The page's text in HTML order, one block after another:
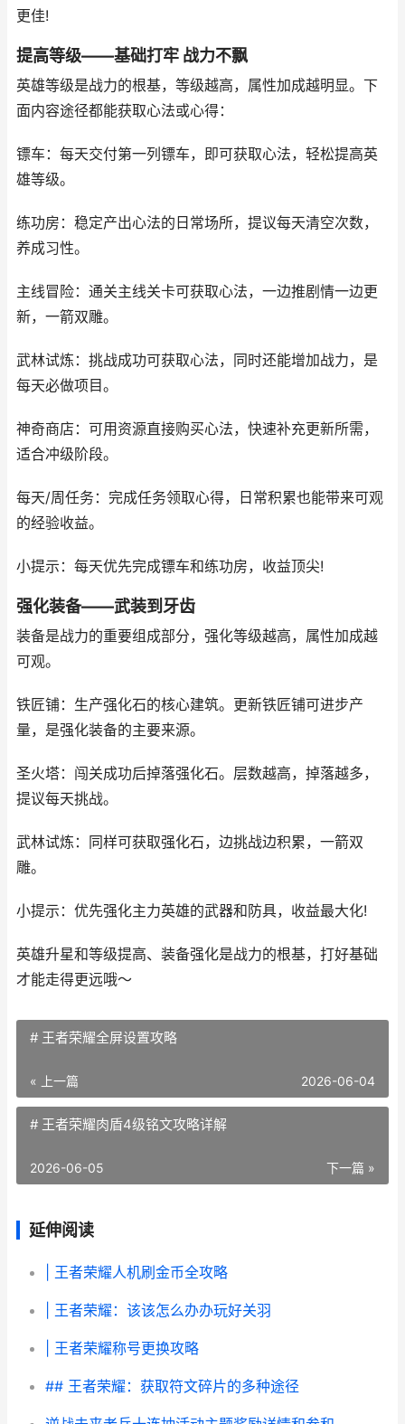
更佳!
提高等级——基础打牢 战力不飘
英雄等级是战力的根基，等级越高，属性加成越明显。下
面内容途径都能获取心法或心得：
镖车：每天交付第一列镖车，即可获取心法，轻松提高英
雄等级。
练功房：稳定产出心法的日常场所，提议每天清空次数，
养成习性。
主线冒险：通关主线关卡可获取心法，一边推剧情一边更
新，一箭双雕。
武林试炼：挑战成功可获取心法，同时还能增加战力，是
每天必做项目。
神奇商店：可用资源直接购买心法，快速补充更新所需，
适合冲级阶段。
每天/周任务：完成任务领取心得，日常积累也能带来可观
的经验收益。
小提示：每天优先完成镖车和练功房，收益顶尖!
强化装备——武装到牙齿
装备是战力的重要组成部分，强化等级越高，属性加成越
可观。
铁匠铺：生产强化石的核心建筑。更新铁匠铺可进步产
量，是强化装备的主要来源。
圣火塔：闯关成功后掉落强化石。层数越高，掉落越多，
提议每天挑战。
武林试炼：同样可获取强化石，边挑战边积累，一箭双
雕。
小提示：优先强化主力英雄的武器和防具，收益最大化!
英雄升星和等级提高、装备强化是战力的根基，打好基础
才能走得更远哦～
# 王者荣耀全屏设置攻略
« 上一篇 2026-06-04
# 王者荣耀肉盾4级铭文攻略详解
下一篇 »
2026-06-05
延伸阅读
| 王者荣耀人机刷金币全攻略
| 王者荣耀：该该怎么办办玩好关羽
| 王者荣耀称号更换攻略
## 王者荣耀：获取符文碎片的多种途径